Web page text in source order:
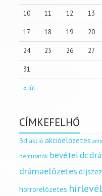
« Júl
10 11 12 13
17 18 19 20
24 25 26 27
31
CÍMKEFELHŐ
3d akció akcióelőzetes
bemutatók bevételdc
drámaelőzetes
horrorelőzetes hírlevél